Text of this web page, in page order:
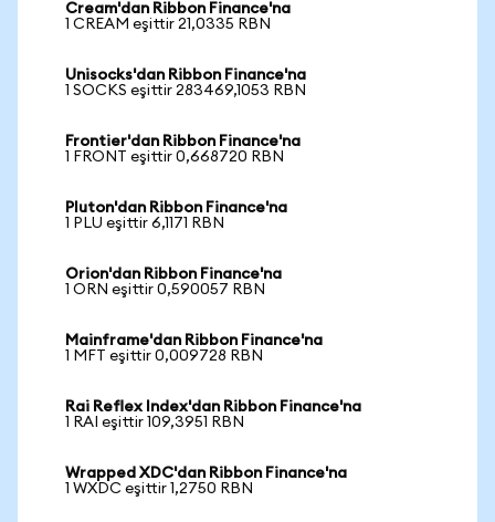
Cream'dan Ribbon Finance'na
1 CREAM eşittir 21,0335 RBN
Unisocks'dan Ribbon Finance'na
1 SOCKS eşittir 283469,1053 RBN
Frontier'dan Ribbon Finance'na
1 FRONT eşittir 0,668720 RBN
Pluton'dan Ribbon Finance'na
1 PLU eşittir 6,1171 RBN
Orion'dan Ribbon Finance'na
1 ORN eşittir 0,590057 RBN
Mainframe'dan Ribbon Finance'na
1 MFT eşittir 0,009728 RBN
Rai Reflex Index'dan Ribbon Finance'na
1 RAI eşittir 109,3951 RBN
Wrapped XDC'dan Ribbon Finance'na
1 WXDC eşittir 1,2750 RBN